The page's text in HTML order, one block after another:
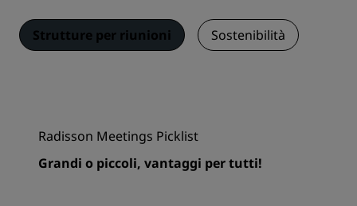
Strutture per riunioni Sostenibilità
Radisson Meetings Picklist
Grandi o piccoli, vantaggi per tutti!